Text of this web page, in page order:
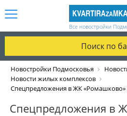
Все новостройки
Поиск по
Новостройки Подмосковья
Новости жилых комплексов
Спецпредложения в ЖК «Ромашково»
Спецпредложения в